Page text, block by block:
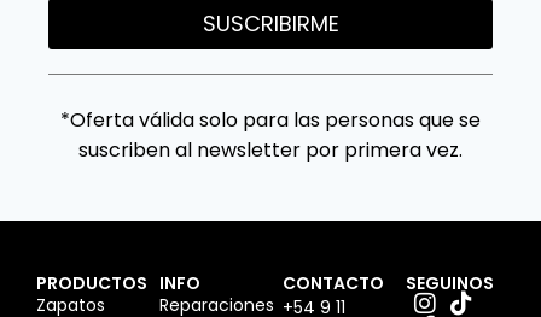
SUSCRIBIRME
*Oferta válida solo para las personas que se
suscriben al newsletter por primera vez.
PRODUCTOS
Zapatos
INFO
Reparaciones
CONTACTO
+54 9 11
SEGUINOS